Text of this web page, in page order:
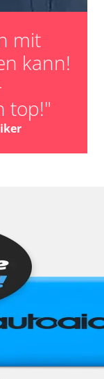
mit
kann!
top!"